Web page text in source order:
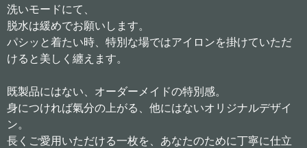
洗いモードにて、
脱水は緩めでお願いします。
パシッと着たい時、特別な場ではアイロンを掛けていただ
けると美しく纏えます。
既製品にはない、オーダーメイドの特別感。
身につければ氣分の上がる、他にはないオリジナルデザイ
ン。
長くご愛用いただける一枚を、あなたのために丁寧に仕立